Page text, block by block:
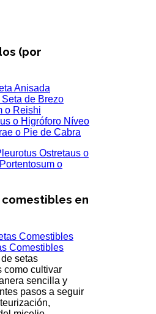
(por
Anisada
de Brezo
o Reishi
o Higróforo Níveo
o Pie de Cabra
Ostretaus o
o
en
Comestibles
setas
como cultivar
sencilla y
pasos a seguir